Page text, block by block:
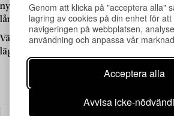
Genom att klicka på "acceptera alla"
lagring av cookies på din enhet för
navigeringen på webbplatsen,
användning och anpassa vår
Acceptera alla
Avvisa icke-
nyheter, och prästgården fungerade
långt innan sådana fanns tillgängliga för
Välkommen att utforska de unika
lägg ett bud på dina favoriter.